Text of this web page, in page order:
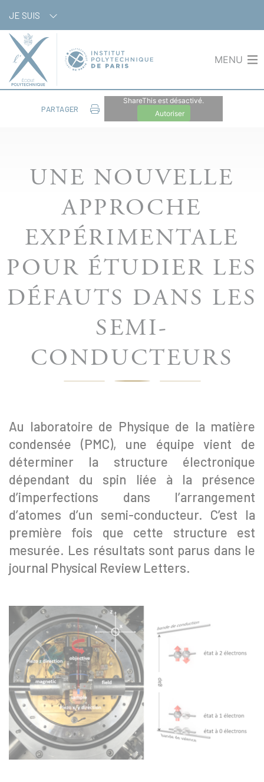
au
contenu
principal
JE SUIS
MENU
PARTAGER
ShareThis est désactivé.
Autoriser
UNE NOUVELLE
APPROCHE
EXPÉRIMENTALE
POUR ÉTUDIER LES
DÉFAUTS DANS LES
SEMI-
CONDUCTEURS
Au laboratoire de Physique de la matière
condensée (PMC), une équipe vient de
déterminer la structure électronique
dépendant du spin liée à la présence
d’imperfections dans l’arrangement
d’atomes d’un semi-conducteur. C’est la
première fois que cette structure est
mesurée. Les résultats sont parus dans le
journal Physical Review Letters.